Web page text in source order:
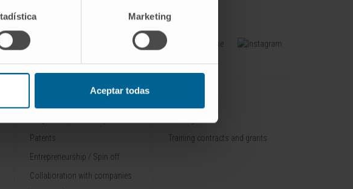
Marketing
Aceptar todas
Follow us
Patents
Entrepreneurship / Spin off
Collaboration with companies
Training contracts and grants